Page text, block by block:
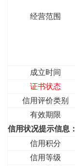
经营范围
成立时间
证书状态
信用评价类别
有效期限
信用状况提示信息：
信用积分
信用等级